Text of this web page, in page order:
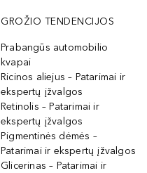
GROŽIO TENDENCIJOS
Prabangūs automobilio
kvapai
Ricinos aliejus – Patarimai ir
ekspertų įžvalgos
Retinolis – Patarimai ir
ekspertų įžvalgos
Pigmentinės dėmės –
Patarimai ir ekspertų įžvalgos
Glicerinas – Patarimai ir